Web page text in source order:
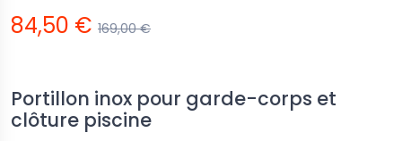
84,50 € 169,00 €
Portillon inox pour garde-corps et
clôture piscine